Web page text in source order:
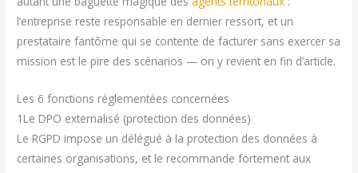
l’entreprise reste responsable en dernier ressort, et un
prestataire fantôme qui se contente de facturer sans exercer sa
mission est le pire des scénarios — on y revient en fin d’article.
Les 6 fonctions réglementées concernées
1 Le DPO externalisé (protection des données)
Le RGPD impose un délégué à la protection des données à
certaines organisations, et le recommande fortement aux